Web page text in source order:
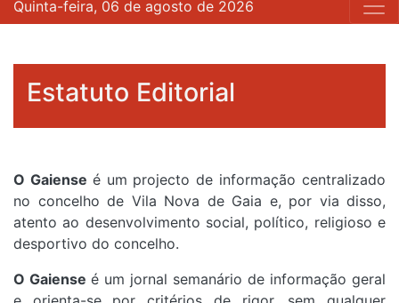
Quinta-feira, 06 de agosto de 2026
Estatuto Editorial
O Gaiense é um projecto de informação centralizado
no concelho de Vila Nova de Gaia e, por via disso,
atento ao desenvolvimento social, político, religioso e
desportivo do concelho.
O Gaiense é um jornal semanário de informação geral